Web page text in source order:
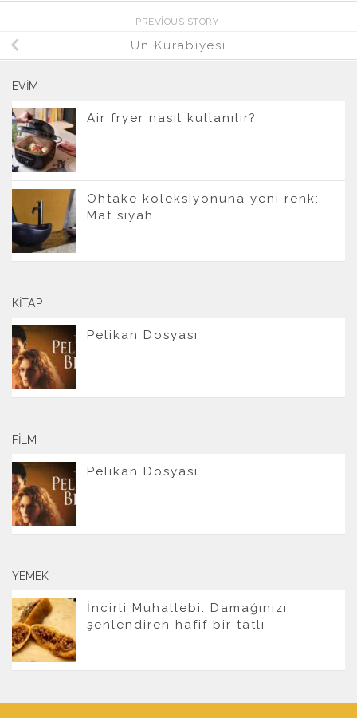
PREVIOUS STORY
Un Kurabiyesi
EVIM
Air fryer nasıl kullanılır?
Ohtake koleksiyonuna yeni renk:
Mat siyah
KITAP
Pelikan Dosyası
FILM
Pelikan Dosyası
YEMEK
İncirli Muhallebi: Damağınızı
şenlendiren hafif bir tatlı